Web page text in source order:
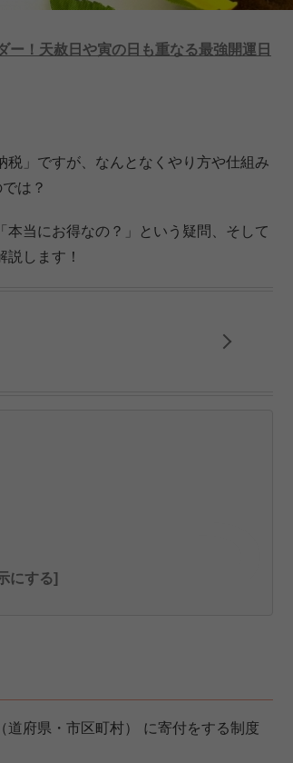
ー！天赦日や寅の日も重なる最強開運日
」ですが、なんとなくやり方や仕組み
は？
当にお得なの？」という疑問、そして
します！
にする]
府県・市区町村） に寄付をする制度